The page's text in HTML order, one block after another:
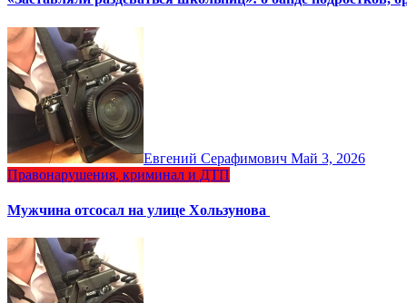
Евгений Серафимович Май 3, 2026
Правонарушения, криминал и ДТП
Мужчина отсосал на улице Хользунова